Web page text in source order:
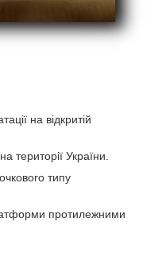
на відкритій
території України.
типу
протилежними